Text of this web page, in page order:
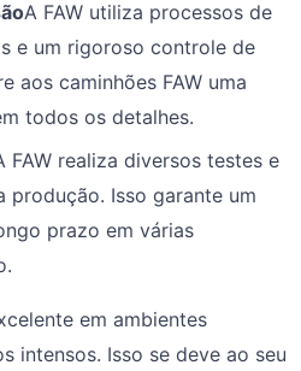
A FAW utiliza processos de
e um rigoroso controle de
aos caminhões FAW uma
todos os detalhes.
FAW realiza diversos testes e
produção. Isso garante um
prazo em várias
em ambientes
intensos. Isso se deve ao seu